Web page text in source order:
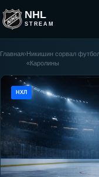
NHL
STREAM
Главная›Никишин сорвал
«Каролины
НХЛ